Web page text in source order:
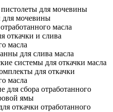
пистолеты для мочевины
для мочевины
масла
откачки и слива
масла
для слива масла
системы для откачки масла
для откачки
масла
для сбора отработанного
ямы
откачки отработанного